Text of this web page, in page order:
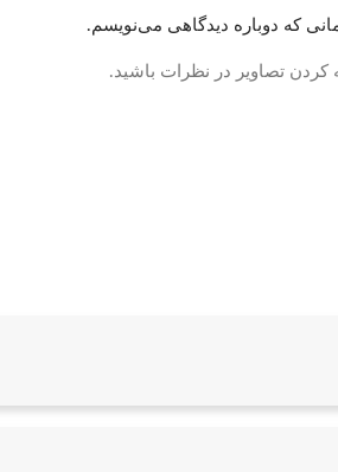
که دوباره دیدگاهی می‌نویسم.
کردن تصاویر در نظرات باشید.